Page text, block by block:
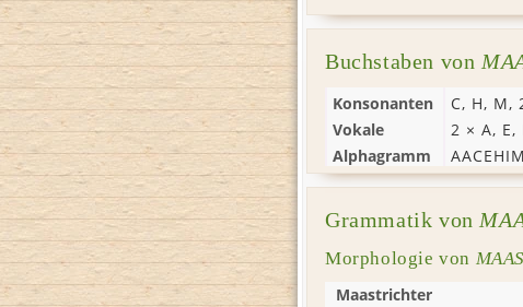
Buchstaben von
Konsonanten C, H, M,
Vokale
2 × A, E,
Alphagramm
Grammatik von
Morphologie von
Maastrichter